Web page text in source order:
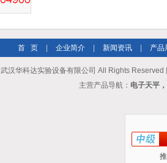
首 页 企业简介 新闻资讯 产品
武汉华科达实验设备有限公司 All Rights Reserved
主营产品导航： 电子天平